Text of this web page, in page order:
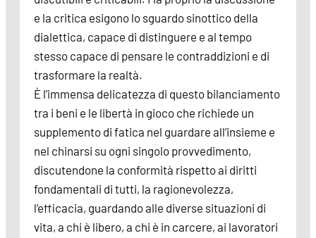
e la critica esigono lo sguardo sinottico della
dialettica, capace di distinguere e al tempo
stesso capace di pensare le contraddizioni e di
trasformare la realtà.
È l’immensa delicatezza di questo bilanciamento
tra i beni e le libertà in gioco che richiede un
supplemento di fatica nel guardare all’insieme e
nel chinarsi su ogni singolo provvedimento,
discutendone la conformità rispetto ai diritti
fondamentali di tutti, la ragionevolezza,
l’efficacia, guardando alle diverse situazioni di
vita, a chi è libero, a chi è in carcere, ai lavoratori